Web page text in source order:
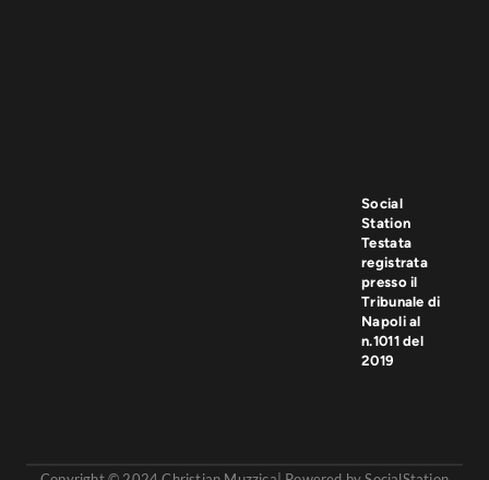
Social
Station
Testata
registrata
presso il
Tribunale di
Napoli al
n.1011 del
2019